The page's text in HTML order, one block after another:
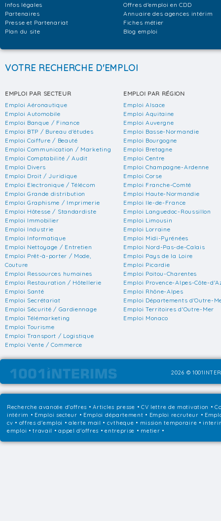
Infos légales
Partenaires
Presse et Partenariat
Plan du site
Offres d'emploi en CDD
Annuaire des agences intérim
Fiches métier
Blog emploi
VOTRE RECHERCHE D'EMPLOI
EMPLOI PAR SECTEUR
Emploi Aéronautique
Emploi Automobile
Emploi Banque / Finance
Emploi BTP / Bureau d'études
Emploi Coiffure / Beauté
Emploi Communication / Marketing
Emploi Comptabilité / Audit
Emploi Divers
Emploi Droit / Juridique
Emploi Electronique / Télécom
Emploi Grande distribution
Emploi Graphisme / Imprimerie
Emploi Hôtesse / Standardiste
Emploi Immobilier
Emploi Industrie
Emploi Informatique
Emploi Nettoyage / Entretien
Emploi Prêt-à-porter / Mode,
Couture
Emploi Ressources humaines
Emploi Restauration / Hôtellerie
Emploi Santé
Emploi Secrétariat
Emploi Sécurité / Gardiennage
Emploi Télémarketing
Emploi Tourisme
Emploi Transport / Logistique
Emploi Vente / Commerce
EMPLOI PAR RÉGION
Emploi Alsace
Emploi Aquitaine
Emploi Auvergne
Emploi Basse-Normandie
Emploi Bourgogne
Emploi Bretagne
Emploi Centre
Emploi Champagne-Ardenne
Emploi Corse
Emploi Franche-Comté
Emploi Haute-Normandie
Emploi Ile-de-France
Emploi Languedoc-Roussillon
Emploi Limousin
Emploi Lorraine
Emploi Midi-Pyrénées
Emploi Nord-Pas-de-Calais
Emploi Pays de la Loire
Emploi Picardie
Emploi Poitou-Charentes
Emploi Provence-Alpes-Côte-
Emploi Rhône-Alpes
Emploi Départements d'Outre-
Emploi Territoires d'Outre-Mer
Emploi Monaco
2026 ©
Recherche avancée d'offres •Articles presse • CV lettre de motivation •
intérim • Emploi secteur • Emploi département • Emploi recruteur •
cv • offres d'emploi • alerte mail • cvtheque • mission temporaire •
emploi • travail • appel d'offres • entreprise • metier •